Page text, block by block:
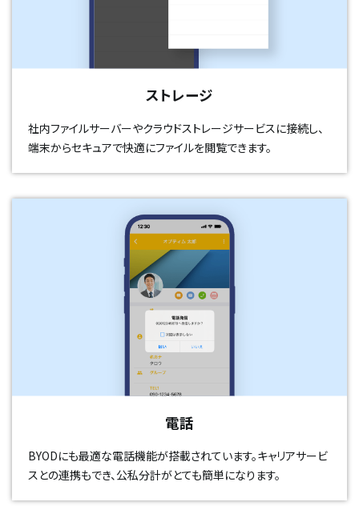
ストレージ
社内ファイルサーバーやクラウドストレージサービスに接続し、
端末からセキュアで快適にファイルを閲覧できます。
電話
BYODにも最適な電話機能が搭載されています。キャリアサービ
スとの連携もでき、公私分計がとても簡単になります。